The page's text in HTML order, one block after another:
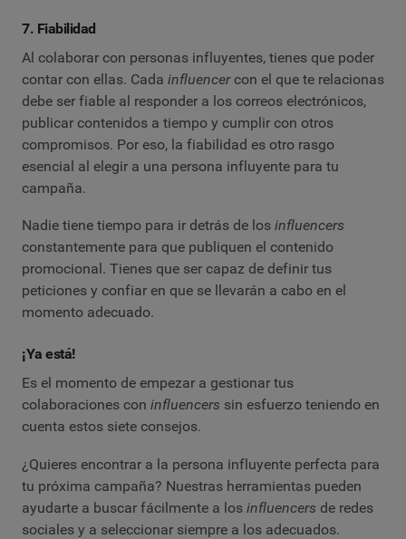
7. Fiabilidad
Al colaborar con personas influyentes, tienes que poder
contar con ellas. Cada influencer con el que te relacionas
debe ser fiable al responder a los correos electrónicos,
publicar contenidos a tiempo y cumplir con otros
compromisos. Por eso, la fiabilidad es otro rasgo
esencial al elegir a una persona influyente para tu
campaña.
Nadie tiene tiempo para ir detrás de los influencers
constantemente para que publiquen el contenido
promocional. Tienes que ser capaz de definir tus
peticiones y confiar en que se llevarán a cabo en el
momento adecuado.
¡Ya está!
Es el momento de empezar a gestionar tus
colaboraciones con influencers sin esfuerzo teniendo en
cuenta estos siete consejos.
¿Quieres encontrar a la persona influyente perfecta para
tu próxima campaña? Nuestras herramientas pueden
ayudarte a buscar fácilmente a los influencers de redes
sociales y a seleccionar siempre a los adecuados.